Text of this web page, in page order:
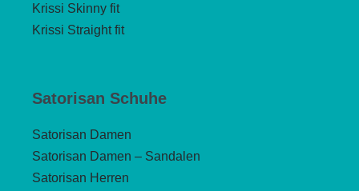
Krissi Skinny fit
Krissi Straight fit
Satorisan Schuhe
Satorisan Damen
Satorisan Damen – Sandalen
Satorisan Herren